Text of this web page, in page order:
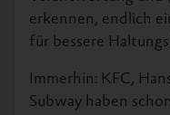
erkennen, endlich
für bessere
Immerhin: KFC,
Subway haben